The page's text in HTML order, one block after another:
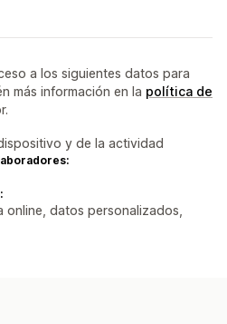
a los siguientes datos para
más información en la política de
y de la actividad
online, datos personalizados,